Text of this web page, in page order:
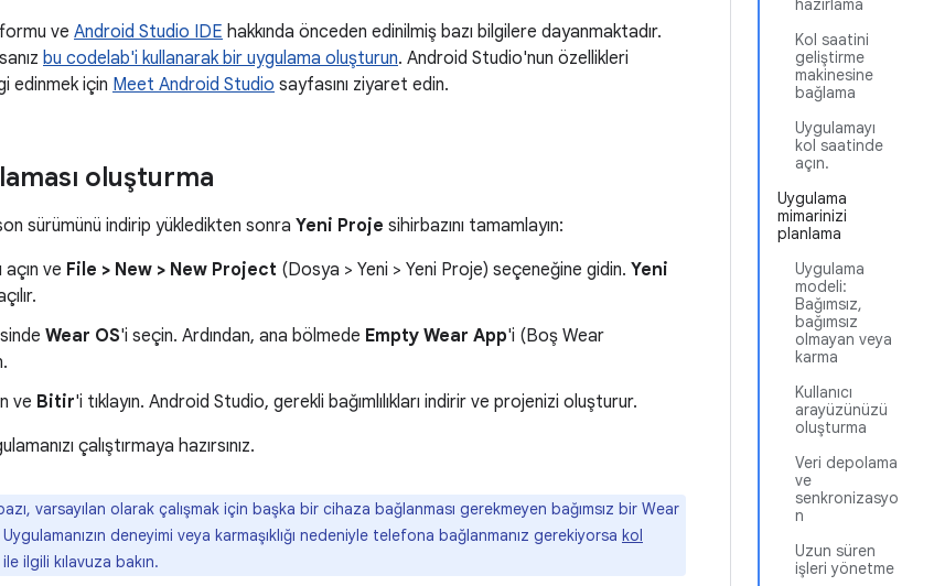
hazırlama
Kol saatini
geliştirme
makinesine
bağlama
Uygulamayı
kol saatinde
açın.
Uygulama
mimarinizi
planlama
Uygulama
modeli:
Bağımsız,
bağımsız
olmayan veya
karma
Kullanıcı
arayüzünüzü
oluşturma
Veri depolama
ve
senkronizasyo
n
Uzun süren
işleri yönetme
ve Android Studio IDE hakkında önceden edinilmiş bazı bilgilere dayanmaktadır.
bu codelab'i kullanarak bir uygulama oluşturun. Android Studio'nun özellikleri
edinmek için Meet Android Studio sayfasını ziyaret edin.
oluşturma
sürümünü indirip yükledikten sonra Yeni Proje sihirbazını tamamlayın:
ve File > New > New Project (Dosya > Yeni > Yeni Proje) seçeneğine gidin. Yeni
Wear OS'i seçin. Ardından, ana bölmede Empty Wear App'i (Boş Wear
ve Bitir'i tıklayın. Android Studio, gerekli bağımlılıkları indirir ve projenizi oluşturur.
çalıştırmaya hazırsınız.
varsayılan olarak çalışmak için başka bir cihaza bağlanması gerekmeyen bağımsız bir Wear
deneyimi veya karmaşıklığı nedeniyle telefona bağlanmanız gerekiyorsa kol
ile ilgili kılavuza bakın.